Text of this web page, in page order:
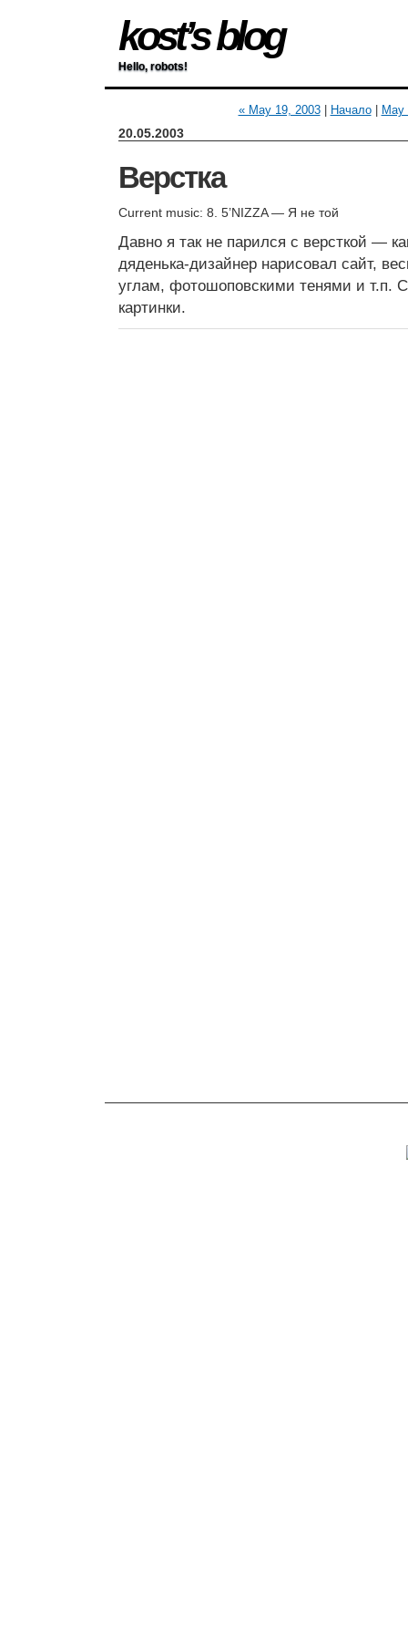
kost’s blog
Hello, robots!
« May 19, 2003| Начало| May
20.05.2003
Верстка
Current music: 8. 5’NIZZA — Я не той
Давно я так не парился с версткой —
дяденька-дизайнер нарисовал сайт,
углам, фотошоповскими тенями и т.п.
картинки.